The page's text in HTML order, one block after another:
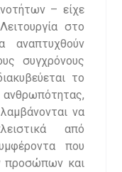
– είχε
στο
αναπτυχθούν
συγχρόνους
το
ανθρωπότητας,
να
από
που
προσώπων και